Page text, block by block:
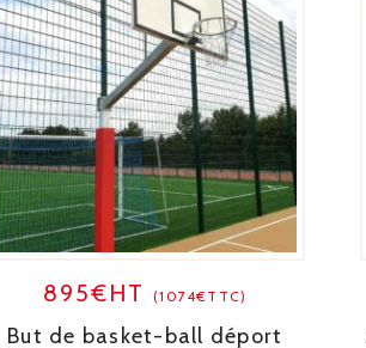
895€HT(1074€TTC)
But de basket-ball déport